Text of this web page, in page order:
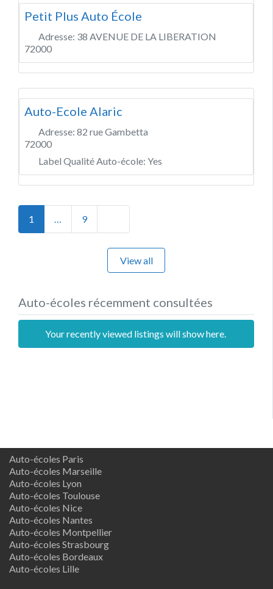
Petit Plus Auto École
Adresse: 38 AVENUE DE LA LIBERATION
72000
Auto-Ecole Alaric
Adresse: 82 rue Gambetta
72000
Label Qualité Auto-école: Yes
Posts navigation
1 9
View all
Auto-écoles récemment consultées
Your recently viewed listings will show here.
Auto-écoles Paris
Auto-écoles Marseille
Auto-écoles Lyon
Auto-écoles Toulouse
Auto-écoles Nice
Auto-écoles Nantes
Auto-écoles Montpellier
Auto-écoles Strasbourg
Auto-écoles Bordeaux
Auto-écoles Lille